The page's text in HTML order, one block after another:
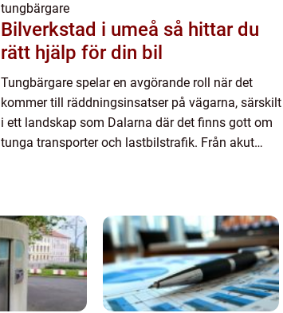
tungbärgare
Bilverkstad i umeå så hittar du
rätt hjälp för din bil
Tungbärgare spelar en avgörande roll när det
kommer till räddningsinsatser på vägarna, särskilt
i ett landskap som Dalarna där det finns gott om
tunga transporter och lastbilstrafik. Från akut